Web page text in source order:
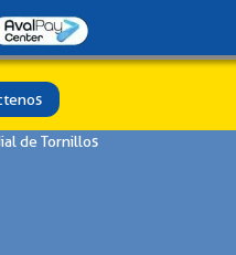
de Tornillos